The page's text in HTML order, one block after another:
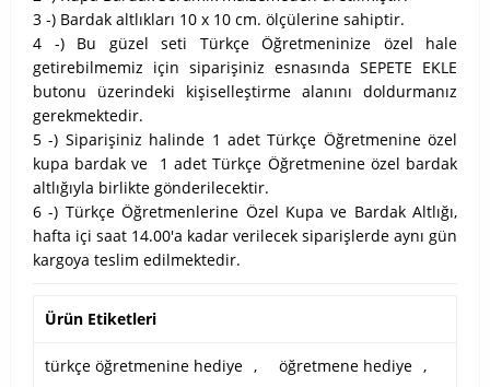
3 -) Bardak altlıkları 10 x 10 cm. ölçülerine sahiptir.
4 -) Bu güzel seti Türkçe Öğretmeninize özel hale
getirebilmemiz için siparişiniz esnasında SEPETE EKLE
butonu üzerindeki kişiselleştirme alanını doldurmanız
gerekmektedir.
5 -) Siparişiniz halinde 1 adet Türkçe Öğretmenine özel
kupa bardak ve 1 adet Türkçe Öğretmenine özel bardak
altlığıyla birlikte gönderilecektir.
6 -) Türkçe Öğretmenlerine Özel Kupa ve Bardak Altlığı,
hafta içi saat 14.00'a kadar verilecek siparişlerde aynı gün
kargoya teslim edilmektedir.
Ürün Etiketleri
türkçe öğretmenine hediye , öğretmene hediye ,